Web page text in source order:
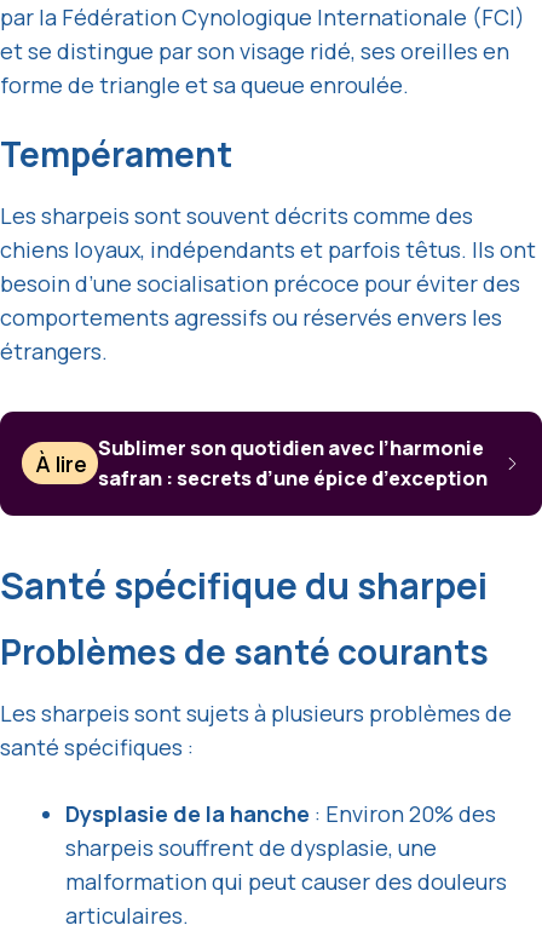
par la Fédération Cynologique Internationale (FCI)
et se distingue par son visage ridé, ses oreilles en
forme de triangle et sa queue enroulée.
Tempérament
Les sharpeis sont souvent décrits comme des
chiens loyaux, indépendants et parfois têtus. Ils ont
besoin d’une socialisation précoce pour éviter des
comportements agressifs ou réservés envers les
étrangers.
À lire
Sublimer son quotidien avec l’harmonie
safran : secrets d’une épice d’exception
Santé spécifique du sharpei
Problèmes de santé courants
Les sharpeis sont sujets à plusieurs problèmes de
santé spécifiques :
Dysplasie de la hanche : Environ 20% des
sharpeis souffrent de dysplasie, une
malformation qui peut causer des douleurs
articulaires.